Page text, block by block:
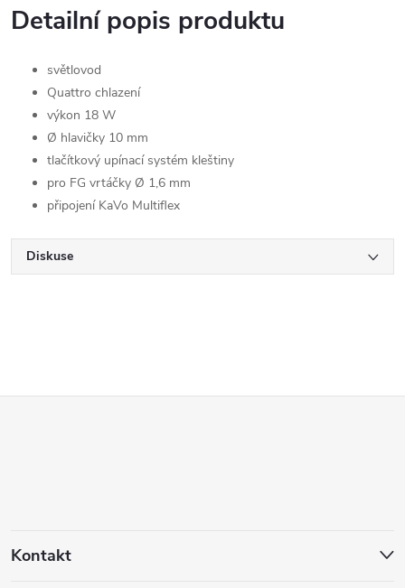
Detailní popis produktu
světlovod
Quattro chlazení
výkon 18 W
Ø hlavičky 10 mm
tlačítkový upínací systém kleštiny
pro FG vrtáčky Ø 1,6 mm
připojení KaVo Multiflex
Diskuse
aKontakt